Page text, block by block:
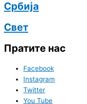
Србија
Свет
Пратите нас
Facebook
Instagram
Twitter
You Tube